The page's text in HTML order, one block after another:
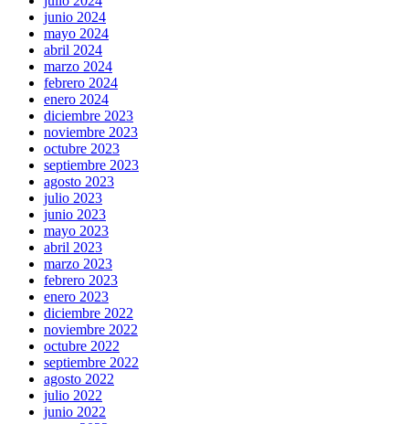
junio 2024
mayo 2024
abril 2024
marzo 2024
febrero 2024
enero 2024
diciembre 2023
noviembre 2023
octubre 2023
septiembre 2023
agosto 2023
julio 2023
junio 2023
mayo 2023
abril 2023
marzo 2023
febrero 2023
enero 2023
diciembre 2022
noviembre 2022
octubre 2022
septiembre 2022
agosto 2022
julio 2022
junio 2022